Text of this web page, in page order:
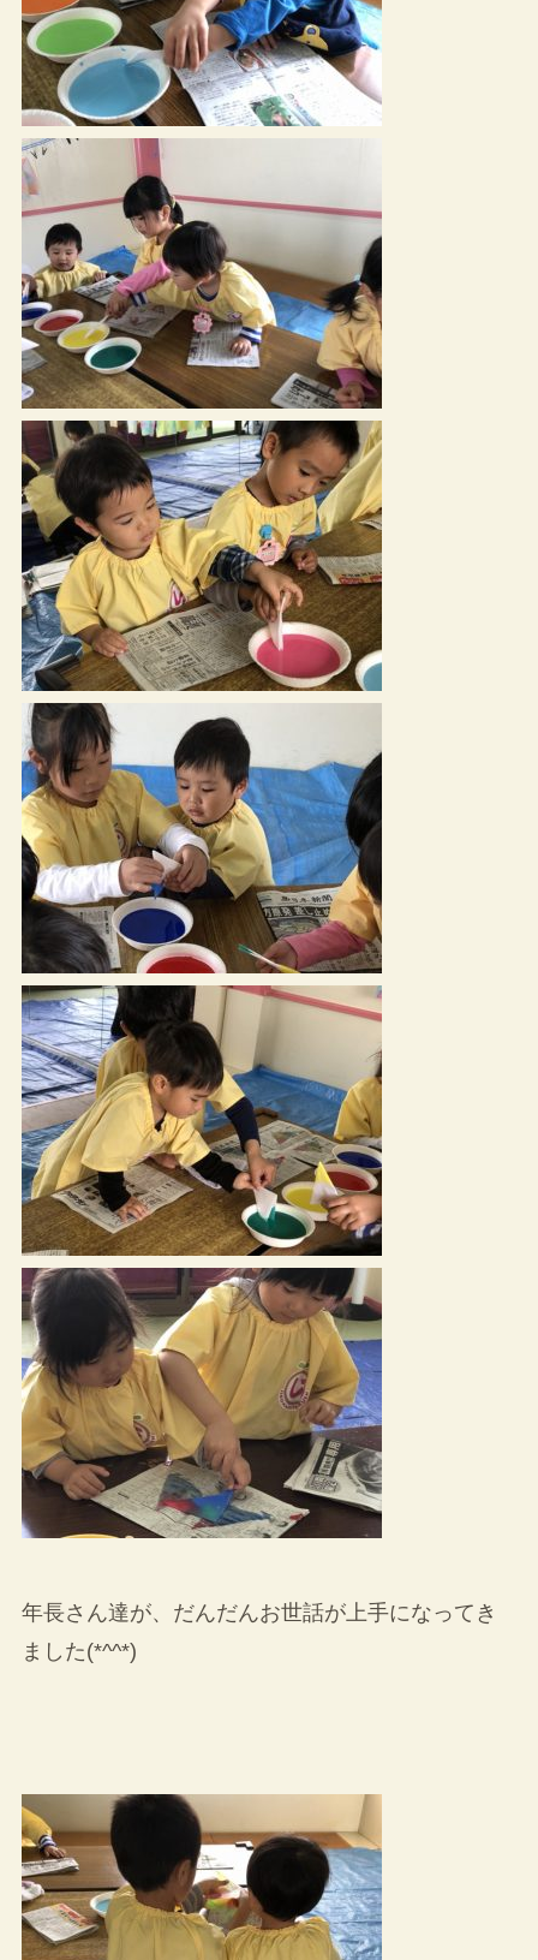
年長さん達が、だんだんお世話が上手になってき
ました(*^^*)